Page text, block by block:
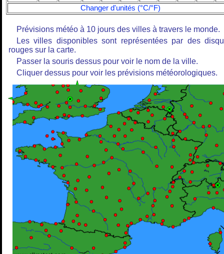
Changer d'unités (°C/°F)
Prévisions météo à 10 jours des villes à travers le monde.
Les villes disponibles sont représentées par des
rouges sur la carte.
Passer la souris dessus pour voir le nom de la ville.
Cliquer dessus pour voir les prévisions météorologiques.